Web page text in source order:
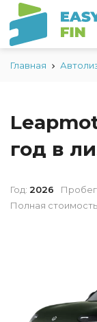
Главная
год в
Год: 2026
Полная